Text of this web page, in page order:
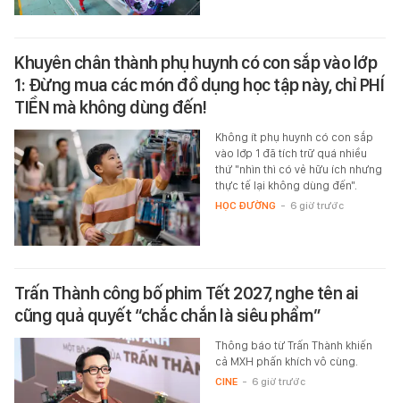
Khuyên chân thành phụ huynh có con sắp vào lớp
1: Đừng mua các món đồ dụng học tập này, chỉ PHÍ
TIỀN mà không dùng đến!
Không ít phụ huynh có con sắp
vào lớp 1 đã tích trữ quá nhiều
thứ "nhìn thì có vẻ hữu ích nhưng
thực tế lại không dùng đến".
HỌC ĐƯỜNG - 6 giờ trước
Trấn Thành công bố phim Tết 2027, nghe tên ai
cũng quả quyết “chắc chắn là siêu phẩm”
Thông báo từ Trấn Thành khiến
cả MXH phấn khích vô cùng.
CINE - 6 giờ trước